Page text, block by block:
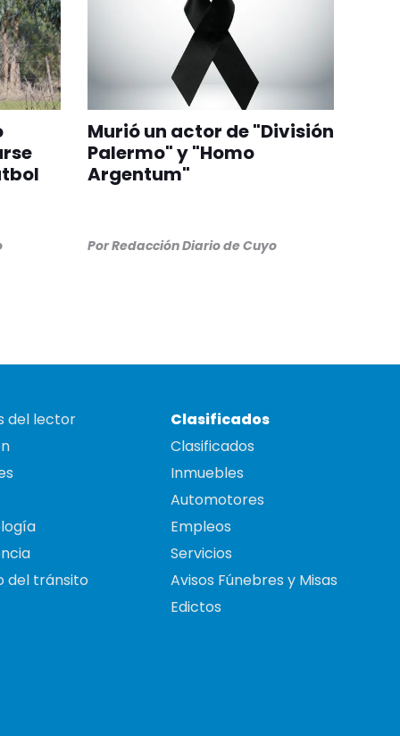
Murió un actor de "División
Palermo" y "Homo
Argentum"
PorRedacción Diario de Cuyo
del lector
del tránsito
Clasificados
Clasificados
Inmuebles
Automotores
Empleos
Servicios
Avisos Fúnebres y Misas
Edictos